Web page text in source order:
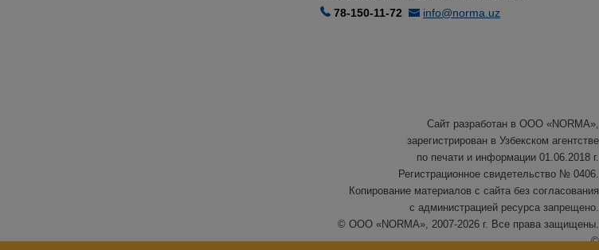
78-150-11-72
info@norma.uz
Сайт разработан в ООО «NORMA»,
зарегистрирован в Узбекском агентстве
по печати и информации 01.06.2018 г.
Регистрационное свидетельство № 0406.
Копирование материалов с сайта без согласования
с администрацией ресурса запрещено.
© ООО «NORMA», 2007-2026 г. Все права защищены.
©